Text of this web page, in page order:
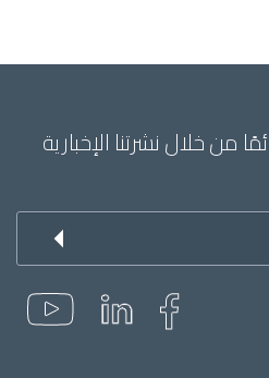
من خلال نشرتنا الإخبارية